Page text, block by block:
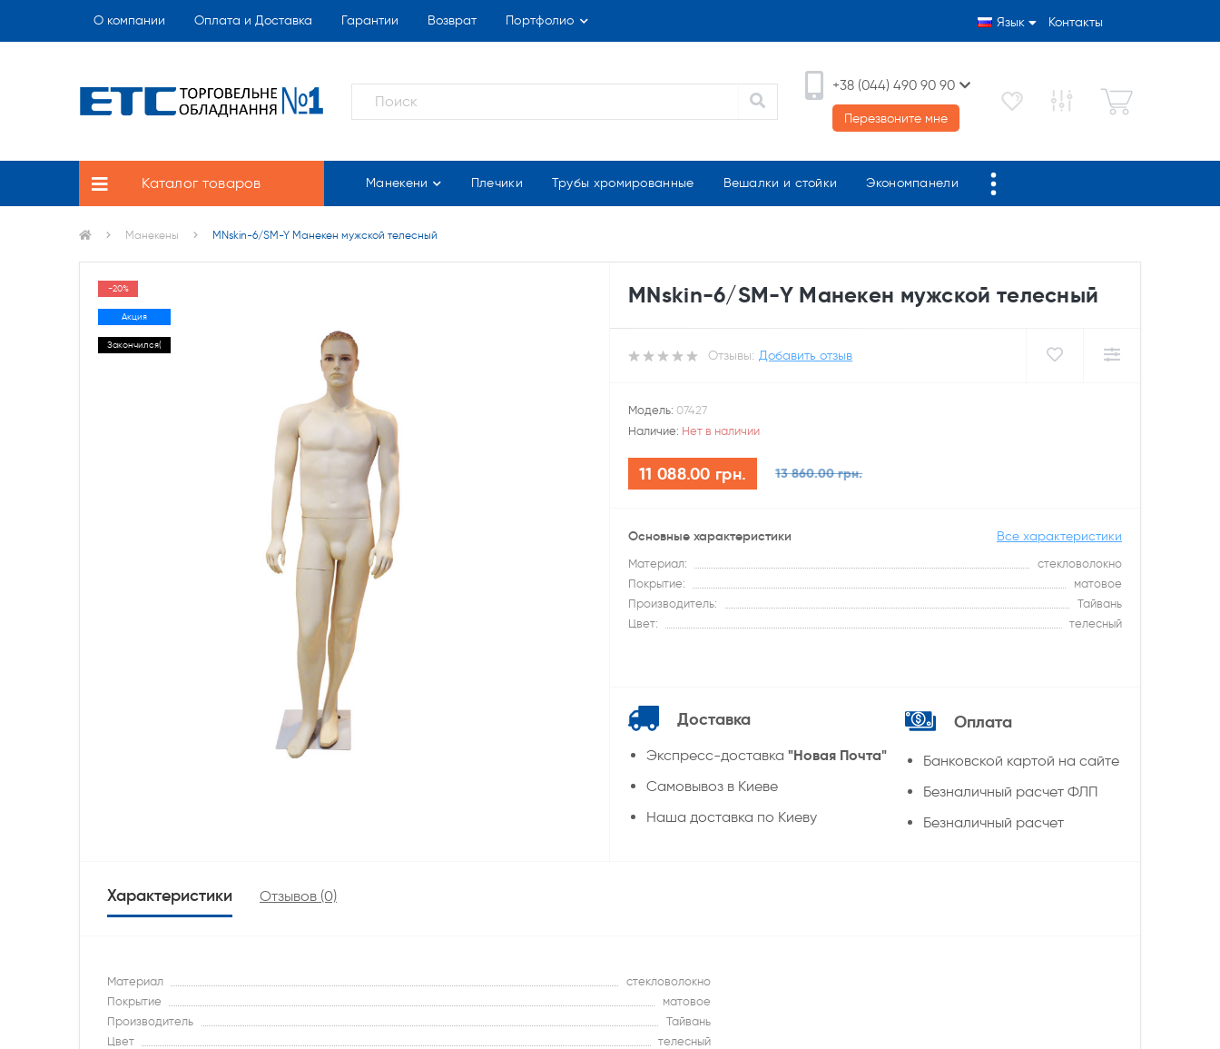
О компании Оплата и Доставка Гарантии Возврат Портфолио Язык Контакты
+38 (044) 490 90 90
Перезвоните мне
Каталог товаров Манекени Плечики Трубы хромированные Вешалки и стойки Экономпанели
Манекены MNskin-6/SM-Y Манекен мужской телесный
-20%
Акция
Закончился(
MNskin-6/SM-Y Манекен мужской телесный
Отзывы: Добавить отзыв
Модель: 07427
Наличие: Нет в наличии
11 088.00 грн. 13 860.00 грн.
Основные характеристики Все характеристики
Материал:
стекловолокно
Покрытие:
матовое
Производитель:
Тайвань
Цвет:
телесный
Доставка
Экспресс-доставка "Новая Почта"
Самовывоз в Киеве
Наша доставка по Киеву
Оплата
Банковской картой на сайте
Безналичный расчет ФЛП
Безналичный расчет
Характеристики Отзывов (0)
Материал
стекловолокно
Покрытие
матовое
Производитель
Тайвань
Цвет
телесный